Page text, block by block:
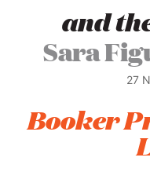
and
Sara
27
Booker